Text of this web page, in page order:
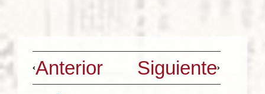
Anterior Siguiente